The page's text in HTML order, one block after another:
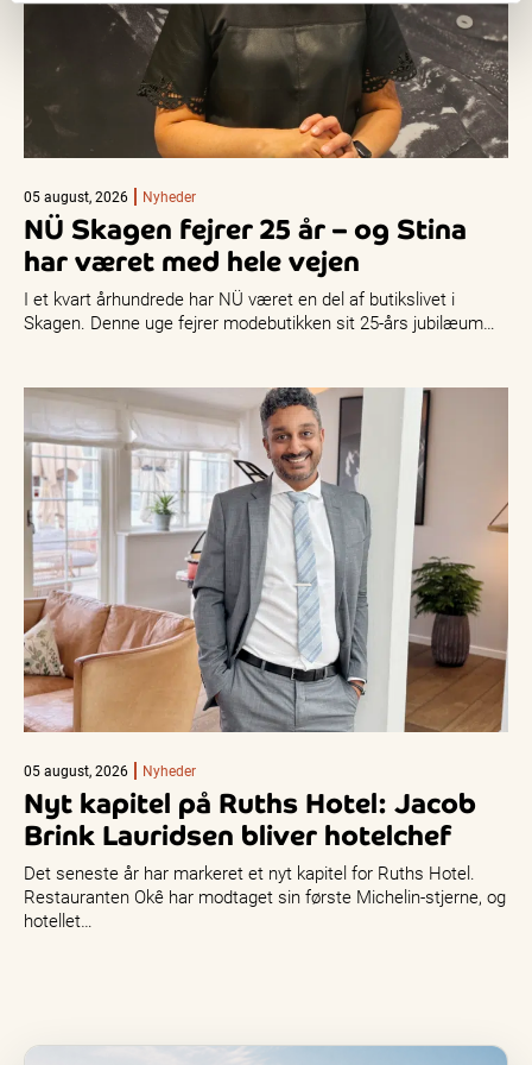
05 august, 2026 Nyheder
NÜ Skagen fejrer 25 år – og Stina
har været med hele vejen
I et kvart århundrede har NÜ været en del af butikslivet i
Skagen. Denne uge fejrer modebutikken sit 25-års jubilæum…
05 august, 2026 Nyheder
Nyt kapitel på Ruths Hotel: Jacob
Brink Lauridsen bliver hotelchef
Det seneste år har markeret et nyt kapitel for Ruths Hotel.
Restauranten Okê har modtaget sin første Michelin-stjerne, og
hotellet…